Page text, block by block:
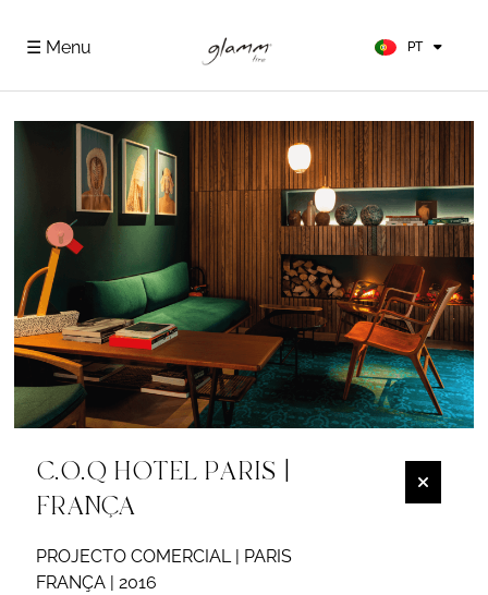
☰ Menu PT
DE
C.O.Q HOTEL PARIS |
FRANÇA
PROJECTO COMERCIAL | PARIS
FRANÇA | 2016